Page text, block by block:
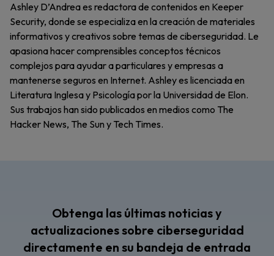
Ashley D’Andrea es redactora de contenidos en Keeper
Security, donde se especializa en la creación de materiales
informativos y creativos sobre temas de ciberseguridad. Le
apasiona hacer comprensibles conceptos técnicos
complejos para ayudar a particulares y empresas a
mantenerse seguros en Internet. Ashley es licenciada en
Literatura Inglesa y Psicología por la Universidad de Elon.
Sus trabajos han sido publicados en medios como The
Hacker News, The Sun y Tech Times.
Obtenga las últimas noticias y
actualizaciones sobre ciberseguridad
directamente en su bandeja de entrada